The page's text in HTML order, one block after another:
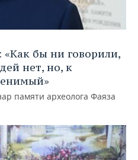
5.153.342,20
бы ни говорили,
нет, но, к
памяти археолога Фаяза